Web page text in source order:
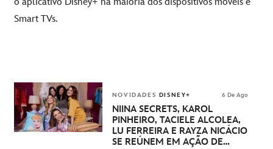
o aplicativo Disney+ na maioria dos dispositivos móveis e
Smart TVs.
NOVIDADES DISNEY+ 6 De Ago
NIINA SECRETS, KAROL
PINHEIRO, TACIELE ALCOLEA,
LU FERREIRA E RAYZA NICÁCIO
SE REÚNEM EM AÇÃO DE